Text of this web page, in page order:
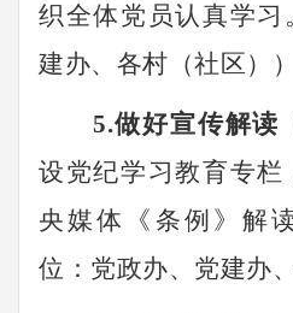
织全体党员认真学习
建办、各村（社区）
）
5.做好宣传解读
设党纪学习教育专栏
央媒体《条例》解
位： 党政办、党建办